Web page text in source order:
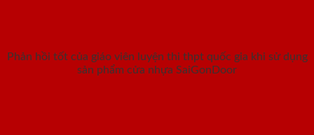
Phản hồi tốt của giáo viên luyện thi thpt quốc gia khi sử dụng
sản phẩm cửa nhựa SaiGonDoor